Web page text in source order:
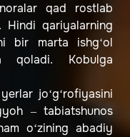
qad rostlab
Hindi qariyalarning
bir marta ishg‘ol
qoladi. Kobulga
jo‘g‘rofiyasini
– tabiatshunos
o‘zining abadiy